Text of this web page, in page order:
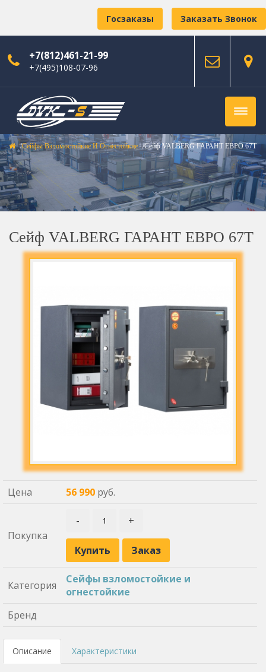
Заказать Звонок
Госзаказы
+7(812)461-21-99
+7(495)108-07-96
Сейфы Взломостойкие И Огнестойкие Сейф VALBERG ГАРАНТ ЕВРО 67T
Сейф VALBERG ГАРАНТ ЕВРО 67T
Цена 56 990 руб.
Покупка
- +
Купить Заказ
Категория
Сейфы взломостойкие и
огнестойкие
Бренд
Описание Характеристики